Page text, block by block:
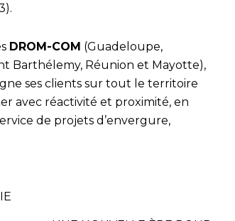
DROM-COM (Guadeloupe,
Barthélemy, Réunion et Mayotte),
ses clients sur tout le territoire
avec réactivité et proximité, en
de projets d’envergure,